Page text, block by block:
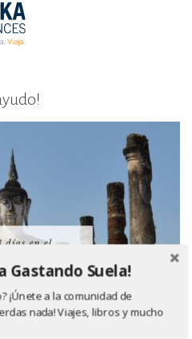
Gastando Suela!
¡Únete a la comunidad de
nada! Viajes, libros y mucho